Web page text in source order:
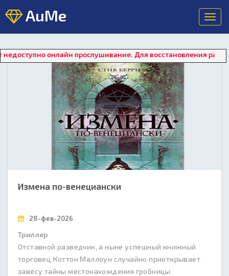
AuMe
прослушивание. Для восстановления работы плеера
Измена по-венециански
28-фев-2026
Триллер
Отставной разведчик, а ныне успешный книжный
торговец Коттон Маллоун случайно приоткрывает
завесу тайны местонахождения гробницы